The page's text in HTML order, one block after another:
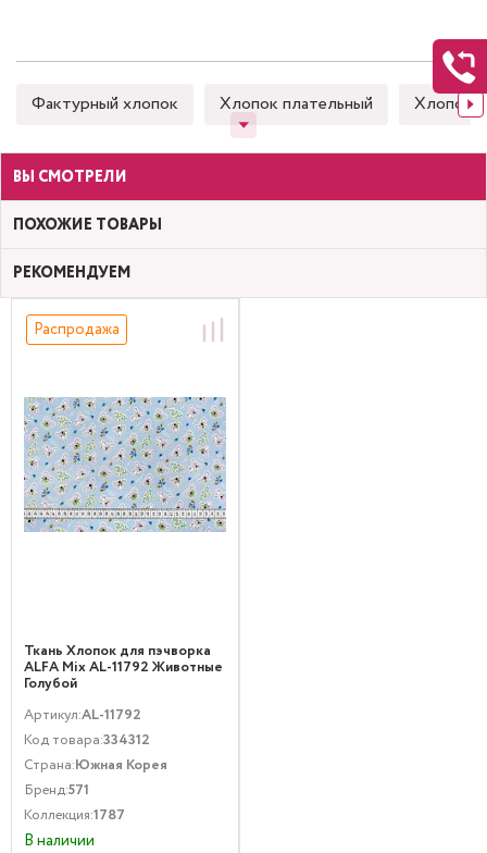
Фактурный хлопок Хлопок плательный Хлопок
ВЫ СМОТРЕЛИ
ПОХОЖИЕ ТОВАРЫ
РЕКОМЕНДУЕМ
Распродажа
Ткань Хлопок для пэчворка
ALFA Mix AL-11792 Животные
Голубой
Артикул:AL-11792
Код товара:334312
Страна:Южная Корея
Бренд:571
Коллекция:1787
В наличии